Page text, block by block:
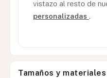
vistazo al resto de
personalizadas .
Tamaños y materiales